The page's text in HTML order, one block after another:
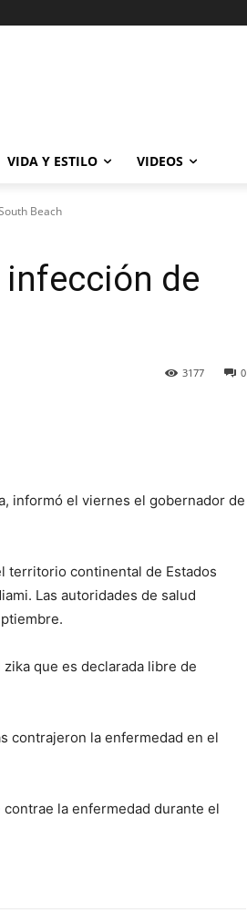
VIDA Y ESTILO VIDEOS
Beach
infección de
0
3177
informó el viernes el gobernador de
territorio continental de Estados
Las autoridades de salud
que es declarada libre de
contrajeron la enfermedad en el
la enfermedad durante el